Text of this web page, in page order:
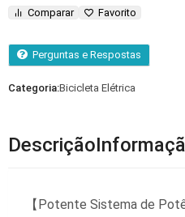
Comparar Favorito
Perguntas e Respostas
Categoria:Bicicleta Elétrica
Descrição
【Potente Sistema de